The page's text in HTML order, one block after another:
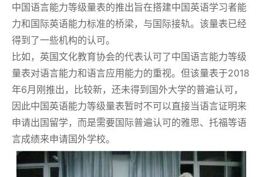
中国语言能力等级量表的推出旨在搭建中国英语学习者能
力和国际英语能力标准的桥梁，与国际接轨。该量表已经
得到了一些机构的认可。
比如，英国文化教育协会的代表认可了中国语言能力等级
量表对语言能力和语言应用能力的重视。但该量表于2018
年6月刚推出，比较新，还未得到国外大学的普遍认可，
因此中国英语能力等级量表暂时不可以直接当语言证明来
申请出国留学，而是需要国际普遍认可的雅思、托福等语
言成绩来申请国外学校。